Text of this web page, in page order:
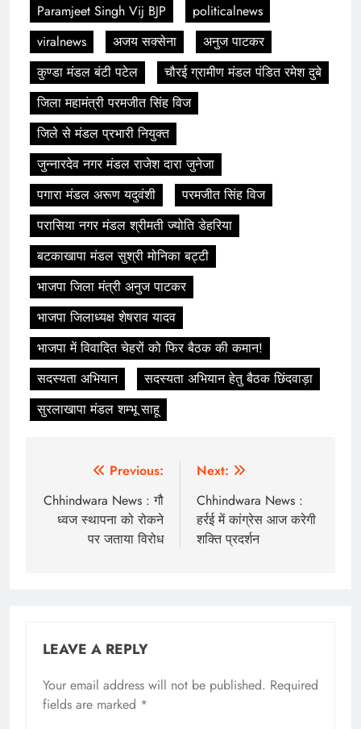
Paramjeet Singh Vij BJP
politicalnews
viralnews
अजय सक्सेना
अनुज पाटकर
कुण्डा मंडल बंटी पटेल
चौरई ग्रामीण मंडल पंडित रमेश दुबे
जिला महामंत्री परमजीत सिंह विज
जिले से मंडल प्रभारी नियुक्त
जुन्नारदेव नगर मंडल राजेश दारा जुनेजा
पगारा मंडल अरूण यदुवंशी
परमजीत सिंह विज
परासिया नगर मंडल श्रीमती ज्योति डेहरिया
बटकाखापा मंडल सुश्री मोनिका बट्टी
भाजपा जिला मंत्री अनुज पाटकर
भाजपा जिलाध्यक्ष शेषराव यादव
भाजपा में विवादित चेहरों को फिर बैठक की कमान!
सदस्यता अभियान
सदस्यता अभियान हेतु बैठक छिंदवाड़ा
सुरलाखापा मंडल शम्भू साहू
navigation
Previous:
Chhindwara News : गौ
ध्वज स्थापना को रोकने
पर जताया विरोध
Next:
Chhindwara News :
हर्रई में कांग्रेस आज करेगी
शक्ति प्रदर्शन
LEAVE A REPLY
Your email address will not be published. Required
fields are marked *